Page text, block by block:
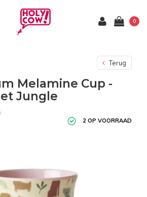
0
Terug
Melamine Cup -
Jungle
2 OP VOORRAAD